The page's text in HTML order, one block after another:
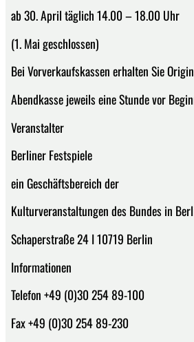
ab 30. April täglich 14.00 – 18.00 Uhr
(1. Mai geschlossen)
Bei Vorverkaufskassen erhalten Sie
Abendkasse jeweils eine Stunde vor
Veranstalter
Berliner Festspiele
ein Geschäftsbereich der
Kulturveranstaltungen des Bundes in
Schaperstraße 24 I 10719 Berlin
Informationen
Telefon +49 (0)30 254 89-100
Fax +49 (0)30 254 89-230